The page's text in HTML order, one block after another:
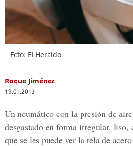
Foto: El Heraldo
Roque Jiménez
19.01.2012
Un neumático con la presión de
desgastado en forma irregular, liso,
que se les puede ver la tela de